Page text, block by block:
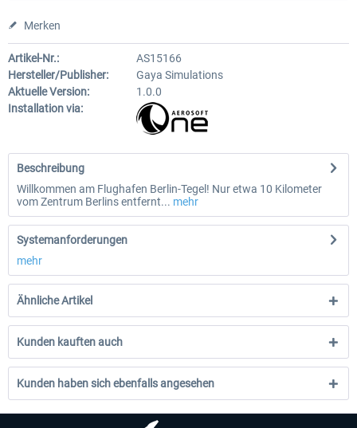
Merken
Artikel-Nr.:
AS15166
Hersteller/Publisher:
Gaya Simulations
Aktuelle Version:
1.0.0
Installation via:
Beschreibung
Willkommen am Flughafen Berlin-Tegel! Nur etwa 10 Kilometer
vom Zentrum Berlins entfernt... mehr
Systemanforderungen
mehr
Ähnliche Artikel
Kunden kauften auch
Kunden haben sich ebenfalls angesehen